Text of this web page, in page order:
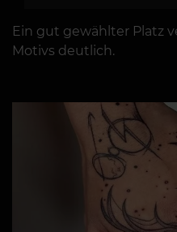
Ein gut gewählter Platz
Motivs deutlich.